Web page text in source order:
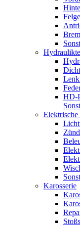
HD-
Elektrische
Karosserie